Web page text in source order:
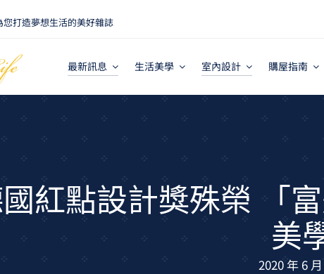
打造夢想生活的美好雜誌
最新訊息 生活美學 室內設計 購屋指南
紅點設計獎殊榮 「
美
2020 年 6